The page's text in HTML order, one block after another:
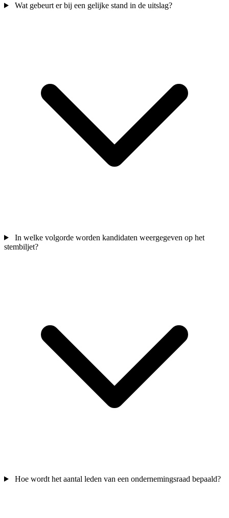
Wat gebeurt er bij een gelijke stand in de uitslag?
In welke volgorde worden kandidaten weergegeven op het
stembiljet?
Hoe wordt het aantal leden van een ondernemingsraad bepaald?